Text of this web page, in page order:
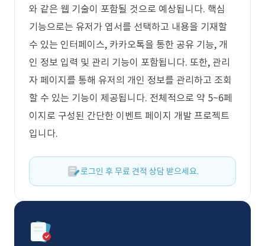
와 같은 웹 기술이 포함될 것으로 예상됩니다. 핵심
기능으로는 유저가 엽서를 선택하고 내용을 기재할
수 있는 인터페이스, 카카오톡을 통한 공유 기능, 개
인 정보 입력 및 관리 기능이 포함됩니다. 또한, 관리
자 페이지를 통해 유저의 개인 정보를 관리하고 조회
할 수 있는 기능이 제공됩니다. 전체적으로 약 5~6페
이지로 구성된 간단한 이벤트 페이지 개발 프로젝트
입니다.
로그인 후 무료 견적 상담 받으세요.